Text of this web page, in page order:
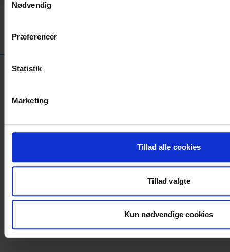
Nødvendig
Præferencer
Statistik
Marketing
Tillad alle cookies
Tillad valgte
Kun nødvendige cookies
4600 Køge
suh@regionsjaelland.dk